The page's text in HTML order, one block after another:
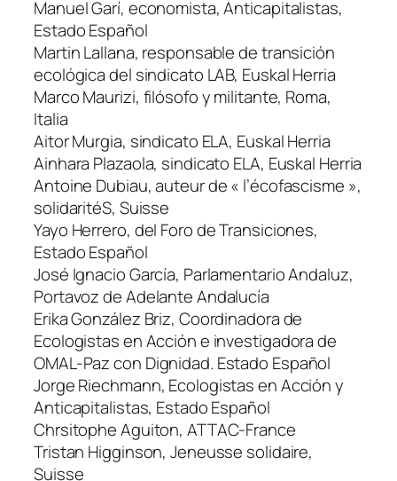
Manuel Garí, economista, Anticapitalistas,
Estado Español
Martin Lallana, responsable de transición
ecológica del sindicato LAB, Euskal Herria
Marco Maurizi, filósofo y militante, Roma,
Italia
Aitor Murgia, sindicato ELA, Euskal Herria
Ainhara Plazaola, sindicato ELA, Euskal Herria
Antoine Dubiau, auteur de « l’écofascisme »,
solidaritéS, Suisse
Yayo Herrero, del Foro de Transiciones,
Estado Español
José Ignacio García, Parlamentario Andaluz,
Portavoz de Adelante Andalucía
Erika González Briz, Coordinadora de
Ecologistas en Acción e investigadora de
OMAL-Paz con Dignidad. Estado Español
Jorge Riechmann, Ecologistas en Acción y
Anticapitalistas, Estado Español
Chrsitophe Aguiton, ATTAC-France
Tristan Higginson, Jeneusse solidaire,
Suisse